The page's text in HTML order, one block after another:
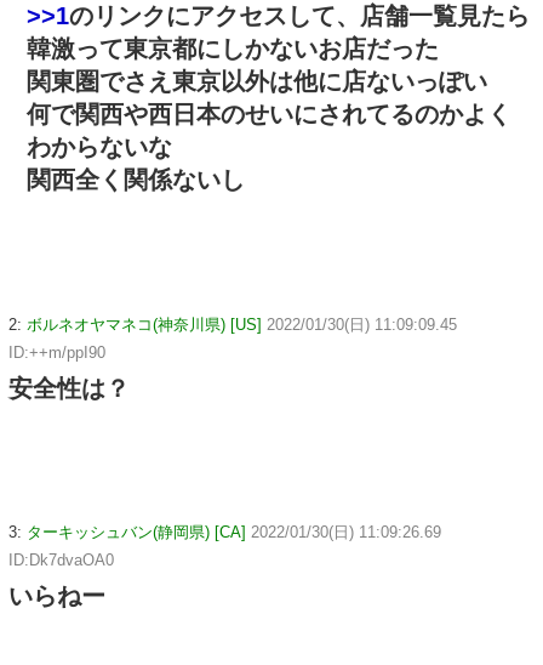
>>1のリンクにアクセスして、店舗一覧見たら
韓激って東京都にしかないお店だった
関東圏でさえ東京以外は他に店ないっぽい
何で関西や西日本のせいにされてるのかよく
わからないな
関西全く関係ないし
2: ボルネオヤマネコ(神奈川県) [US] 2022/01/30(日) 11:09:09.45
ID:++m/ppI90
安全性は？
3: ターキッシュバン(静岡県) [CA] 2022/01/30(日) 11:09:26.69
ID:Dk7dvaOA0
いらねー